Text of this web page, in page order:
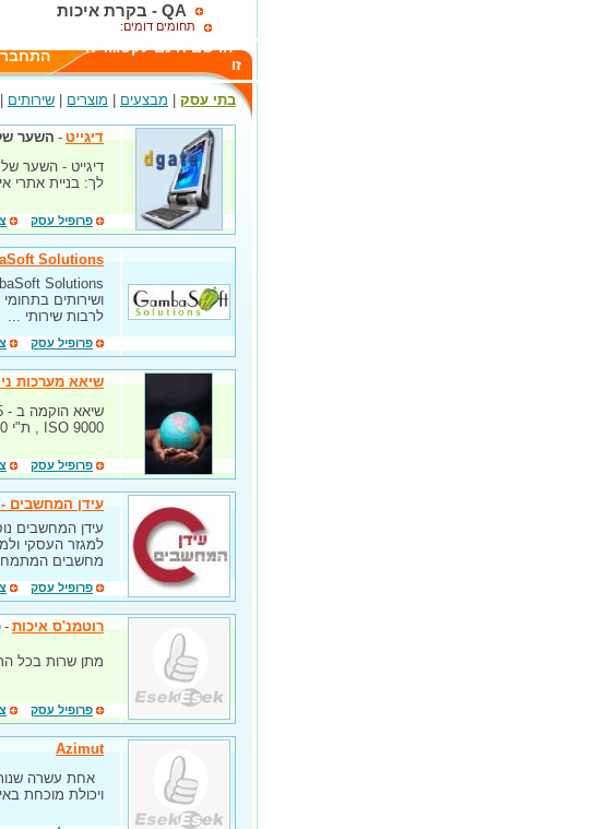
QA - בקרת איכות
תחומים דומים:
הרשם חינם לקטגוריה
זו
בתי עסק מבצעים מוצרים שירותים
דיגייט - השער
דיגייט - השער
לך: בניית אתרי
פרופיל עסק
Solutions
ושירותים בתחומי
לרבות שירותי ...
פרופיל עסק
שיאא מערכות
9000 ISO , ת"י 14000 ISO, ת"י 18000 ISO, ת"י ...
פרופיל עסק
עידן המחשבים
למגזר העסקי
מחשבים
פרופיל עסק
רוטמנ'ס איכות -
מתן שרות בכל
פרופיל עסק
Azimut
אחת עשרה שנות
ויכולת מוכחת